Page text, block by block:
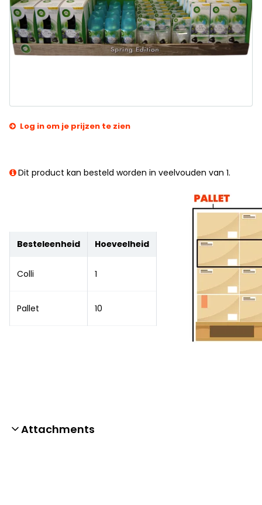
Log in om je prijzen te zien
Dit product kan besteld worden in veelvouden van 1.
Besteleenheid Hoeveelheid
Colli 1
Pallet 10
Attachments